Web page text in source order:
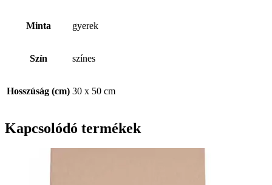
Minta gyerek
Szín színes
Hosszúság (cm) 30 x 50 cm
Kapcsolódó termékek